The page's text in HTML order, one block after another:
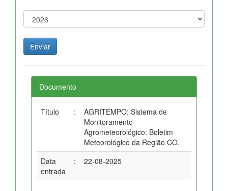
Documento
Título :
AGRITEMPO: Sistema de
Monitoramento
Agrometeorológico: Boletim
Meteorológico da Região CO.
Data
entrada
: 22-08-2025